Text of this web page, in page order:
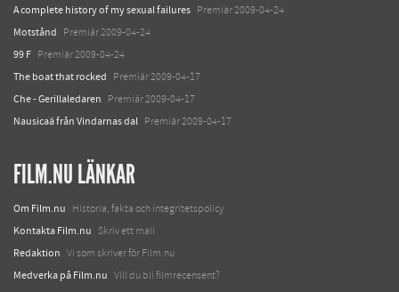
A complete history of my sexual failures Premiär 2009-04-24
Motstånd Premiär 2009-04-24
99 F Premiär 2009-04-24
The boat that rocked Premiär 2009-04-17
Che - Gerillaledaren Premiär 2009-04-17
Nausicaä från Vindarnas dal Premiär 2009-04-17
FILM.NU LÄNKAR
Om Film.nu Historia, fakta och integritetspolicy
Kontakta Film.nu Skriv ett mail
Redaktion Vi som skriver för Film.nu
Medverka på Film.nu Vill du bli filmrecensent?